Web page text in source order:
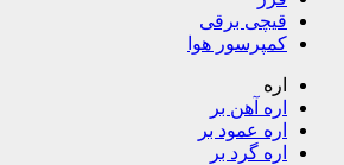
قیچی برقی
کمپرسور هوا
اره
اره آهن بر
اره عمود بر
اره گرد بر